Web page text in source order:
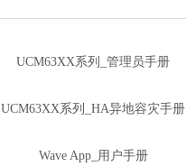
UCM63XX系列_管理员手册
UCM63XX系列_HA异地容灾手册
Wave App_用户手册